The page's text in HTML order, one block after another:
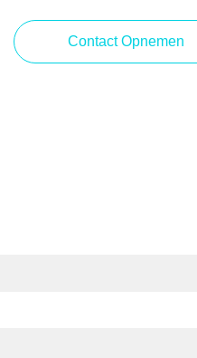
Contact Opnemen